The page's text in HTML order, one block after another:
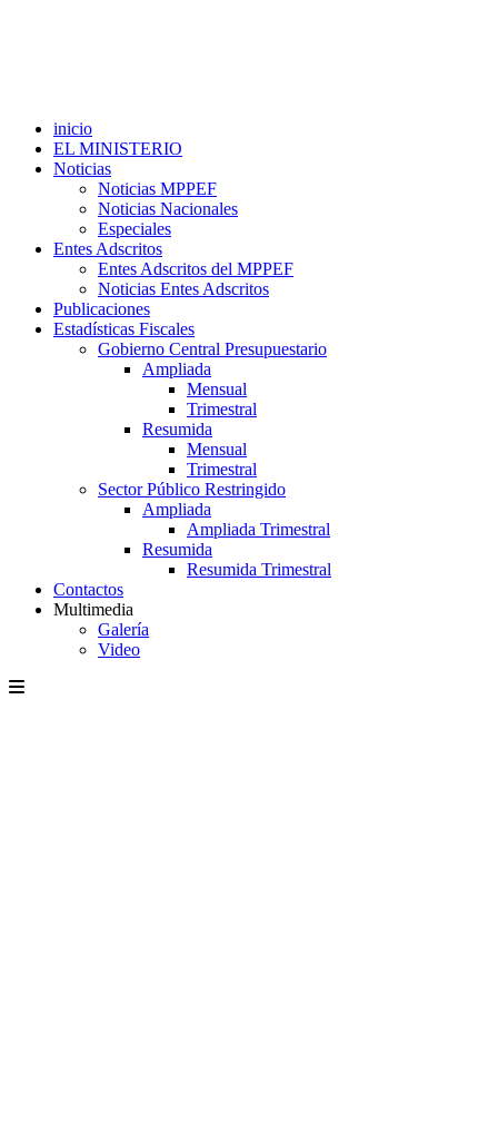
inicio
EL MINISTERIO
Noticias
Noticias MPPEF
Noticias Nacionales
Especiales
Entes Adscritos
Entes Adscritos del MPPEF
Noticias Entes Adscritos
Publicaciones
Estadísticas Fiscales
Gobierno Central Presupuestario
Ampliada
Mensual
Trimestral
Resumida
Mensual
Trimestral
Sector Público Restringido
Ampliada
Ampliada Trimestral
Resumida
Resumida Trimestral
Contactos
Multimedia
Galería
Video